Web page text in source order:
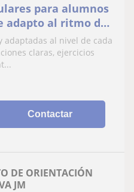
para alumnos
adapto al ritmo de
sus resultados.
al nivel de cada
claras, ejercicios
Contactar
DE ORIENTACIÓN
JM